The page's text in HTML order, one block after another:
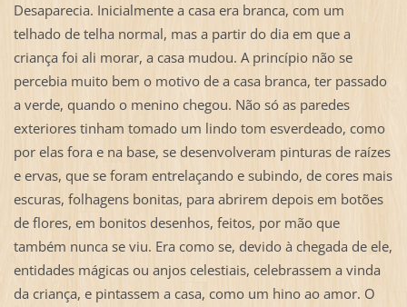
Desaparecia. Inicialmente a casa era branca, com um
telhado de telha normal, mas a partir do dia em que a
criança foi ali morar, a casa mudou. A princípio não se
percebia muito bem o motivo de a casa branca, ter passado
a verde, quando o menino chegou. Não só as paredes
exteriores tinham tomado um lindo tom esverdeado, como
por elas fora e na base, se desenvolveram pinturas de raízes
e ervas, que se foram entrelaçando e subindo, de cores mais
escuras, folhagens bonitas, para abrirem depois em botões
de flores, em bonitos desenhos, feitos, por mão que
também nunca se viu. Era como se, devido à chegada de ele,
entidades mágicas ou anjos celestiais, celebrassem a vinda
da criança, e pintassem a casa, como um hino ao amor. O